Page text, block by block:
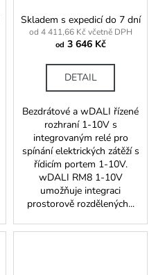
Skladem s expedicí do 7 dní
od 4 411,66 Kč včetně DPH
od 3 646 Kč
DETAIL
Bezdrátové a wDALI řízené
rozhraní 1-10V s
integrovaným relé pro
spínání elektrických zátěží s
řídicím portem 1-10V.
wDALI RM8 1-10V
umožňuje integraci
prostorově rozdělených...